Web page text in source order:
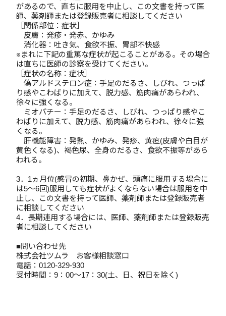
があるので、直ちに服用を中止し、この文書を持って医
師、薬剤師または登録販売者に相談してください
［関係部位：症状］
皮膚：発疹・発赤、かゆみ
消化器：吐き気、食欲不振、胃部不快感
※まれに下記の重篤な症状が起こることがある。その場合
は直ちに医師の診察を受けてください。
［症状の名称：症状］
偽アルドステロン症：手足のだるさ、しびれ、つっぱ
り感やこわばりに加えて、脱力感、筋肉痛があらわれ、
徐々に強くなる。
ミオパチー：手足のだるさ、しびれ、つっぱり感やこ
わばりに加えて、脱力感、筋肉痛があらわれ、徐々に強
くなる。
肝機能障害：発熱、かゆみ、発疹、黄疸(皮膚や白目が
黄色くなる)、褐色尿、全身のだるさ、食欲不振等があら
われる。
3．1ヵ月位(感冒の初期、鼻かぜ、頭痛に服用する場合に
は5～6回)服用しても症状がよくならない場合は服用を中
止し、この文書を持って医師、薬剤師または登録販売者
に相談してください
4．長期連用する場合には、医師、薬剤師または登録販売
者に相談してください
■問い合わせ先
株式会社ツムラ お客様相談窓口
電話：0120-329-930
受付時間：9：00～17：30(土、日、祝日を除く)